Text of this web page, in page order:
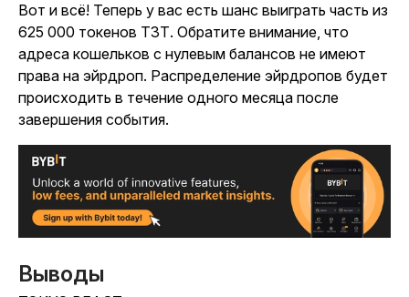
Вот и всё! Теперь у вас есть шанс выиграть часть из
625 000 токенов ТЗТ. Обратите внимание, что
адреса кошельков с нулевым балансов не имеют
права на эйрдроп. Распределение эйрдропов будет
происходить в течение одного месяца после
завершения события.
Выводы